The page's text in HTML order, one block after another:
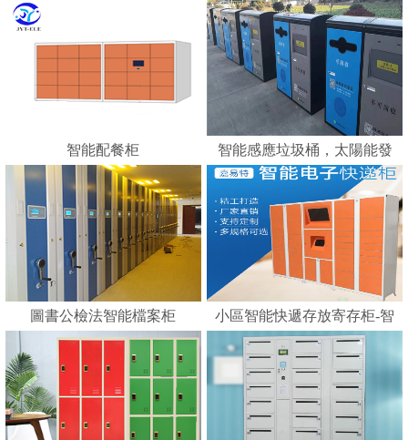
智能配餐柜
智能感應垃圾桶，太陽能發
電，智能垃圾分類的好幫手
---蘇州嘉易特電子科技有限
公司
圖書公檢法智能檔案柜
小區智能快遞存放寄存柜-智
能化快遞柜 E郵